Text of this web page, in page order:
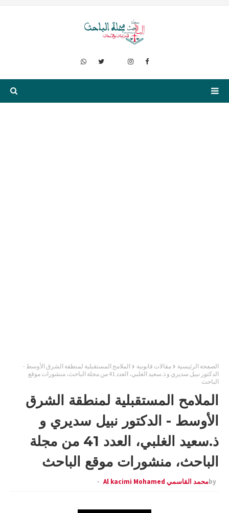
الصفحة الرئيسية مقالات قانونية
الملامح المستقبلية لمنطقة الشرق الأوسط -
الدكتور نبيل سديري و ذ.سعيد الغلبي، العدد 41 من مجلة الباحث، منشورات موقع
الباحث
الملامح المستقبلية لمنطقة الشرق
الأوسط - الدكتور نبيل سديري و
ذ.سعيد الغلبي، العدد 41 من مجلة
الباحث، منشورات موقع الباحث
byمحمد القاسمي Al kacimi Mohamed